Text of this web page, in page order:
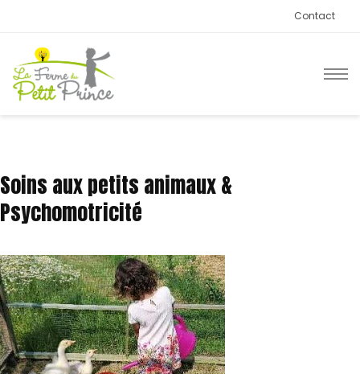
Contact
Soins aux petits animaux &
Psychomotricité